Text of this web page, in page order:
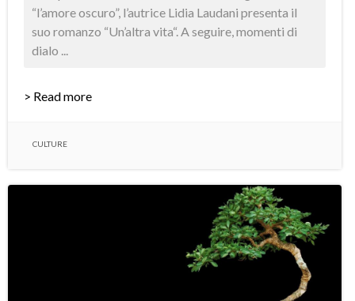
“l’amore oscuro”, l’autrice Lidia Laudani presenta il
suo romanzo “Un’altra vita“. A seguire, momenti di
dialo ...
> Read more
CULTURE